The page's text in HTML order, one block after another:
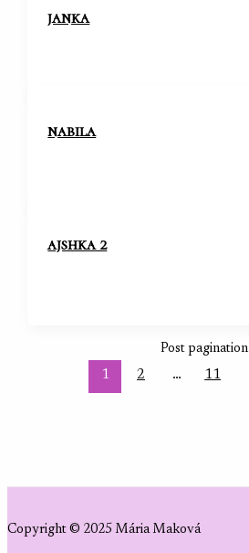
janka
nabila
ajshka 2
Post pagination
1
2 … 11
Copyright © 2025 Mária Maková